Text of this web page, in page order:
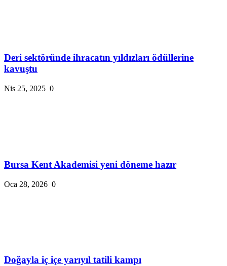
Deri sektöründe ihracatın yıldızları ödüllerine
kavuştu
Nis 25, 2025 0
Bursa Kent Akademisi yeni döneme hazır
Oca 28, 2026 0
Doğayla iç içe yarıyıl tatili kampı